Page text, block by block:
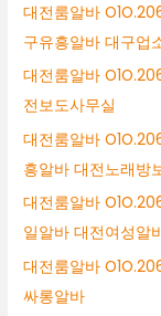
대전룸알바
구유흥알바 대구업
대전룸알바
전보도사무실
대전룸알바
흥알바 대전노래방
대전룸알바
일알바 대전여성알
대전룸알바
싸롱알바